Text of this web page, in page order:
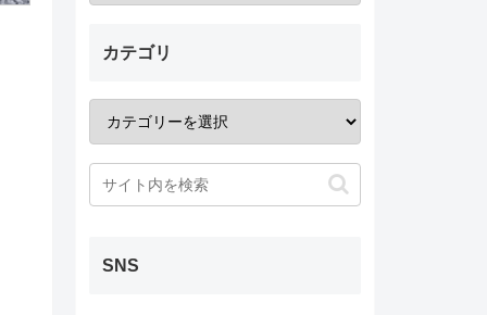
カテゴリ
SNS